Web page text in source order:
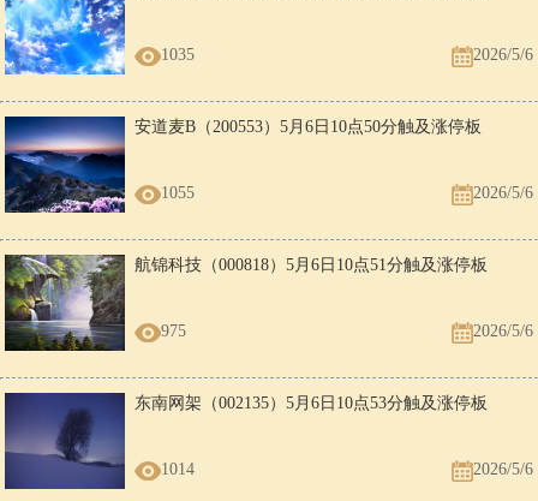
1035 2026/5/6
安道麦B（200553）5月6日10点50分触及涨停板
1055 2026/5/6
航锦科技（000818）5月6日10点51分触及涨停板
975 2026/5/6
东南网架（002135）5月6日10点53分触及涨停板
1014 2026/5/6